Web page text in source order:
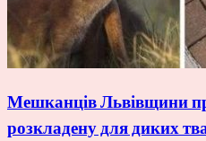
Мешканців Львівщини
розкладену для диких